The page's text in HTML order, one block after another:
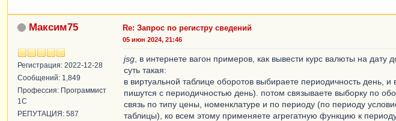
Максим75
Регистрация: 2022-12-28
Сообщений: 1,849
Профессия: Программист
1С
РЕПУТАЦИЯ: 587
Re: Запрос по регистру сведений
05 июн 2024, 21:46
jsg , в интернете вагон примеров, как вывести курс валюты на дату
суть такая:
в виртуальной таблице оборотов выбираете периодичность день,
пишутся с периодичностью день). потом связываете выборку по
связь по типу цены, номенклатуре и по периоду (по периоду
таблицы), ко всем этому применяете агрегатную функцию к